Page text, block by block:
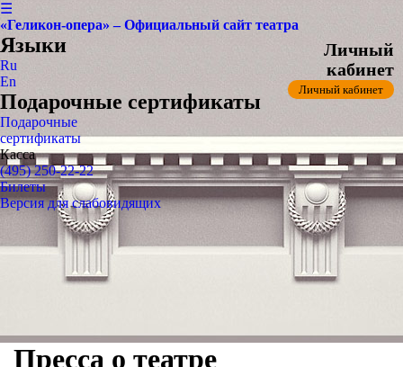
☰
«Геликон-опера» – Официальный сайт театра
Языки
Ru
En
Подарочные сертификаты
Подарочные
сертификаты
Касса
(495) 250-22-22
Личный
кабинет
Личный кабинет
Билеты
Версия для слабовидящих
Пресса о театре